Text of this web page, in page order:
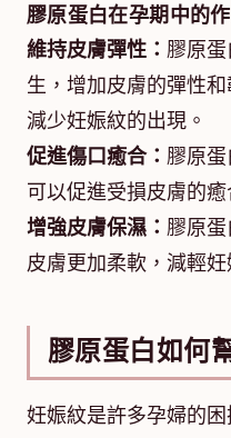
膠原蛋白在孕期中的
維持皮膚彈性： 膠原
生，增加皮膚的彈性
減少妊娠紋的出現。
促進傷口癒合： 膠原蛋
可以促進受損皮膚的
增強皮膚保濕： 膠原
皮膚更加柔軟，減輕
膠原蛋白如何
妊娠紋是許多孕婦的